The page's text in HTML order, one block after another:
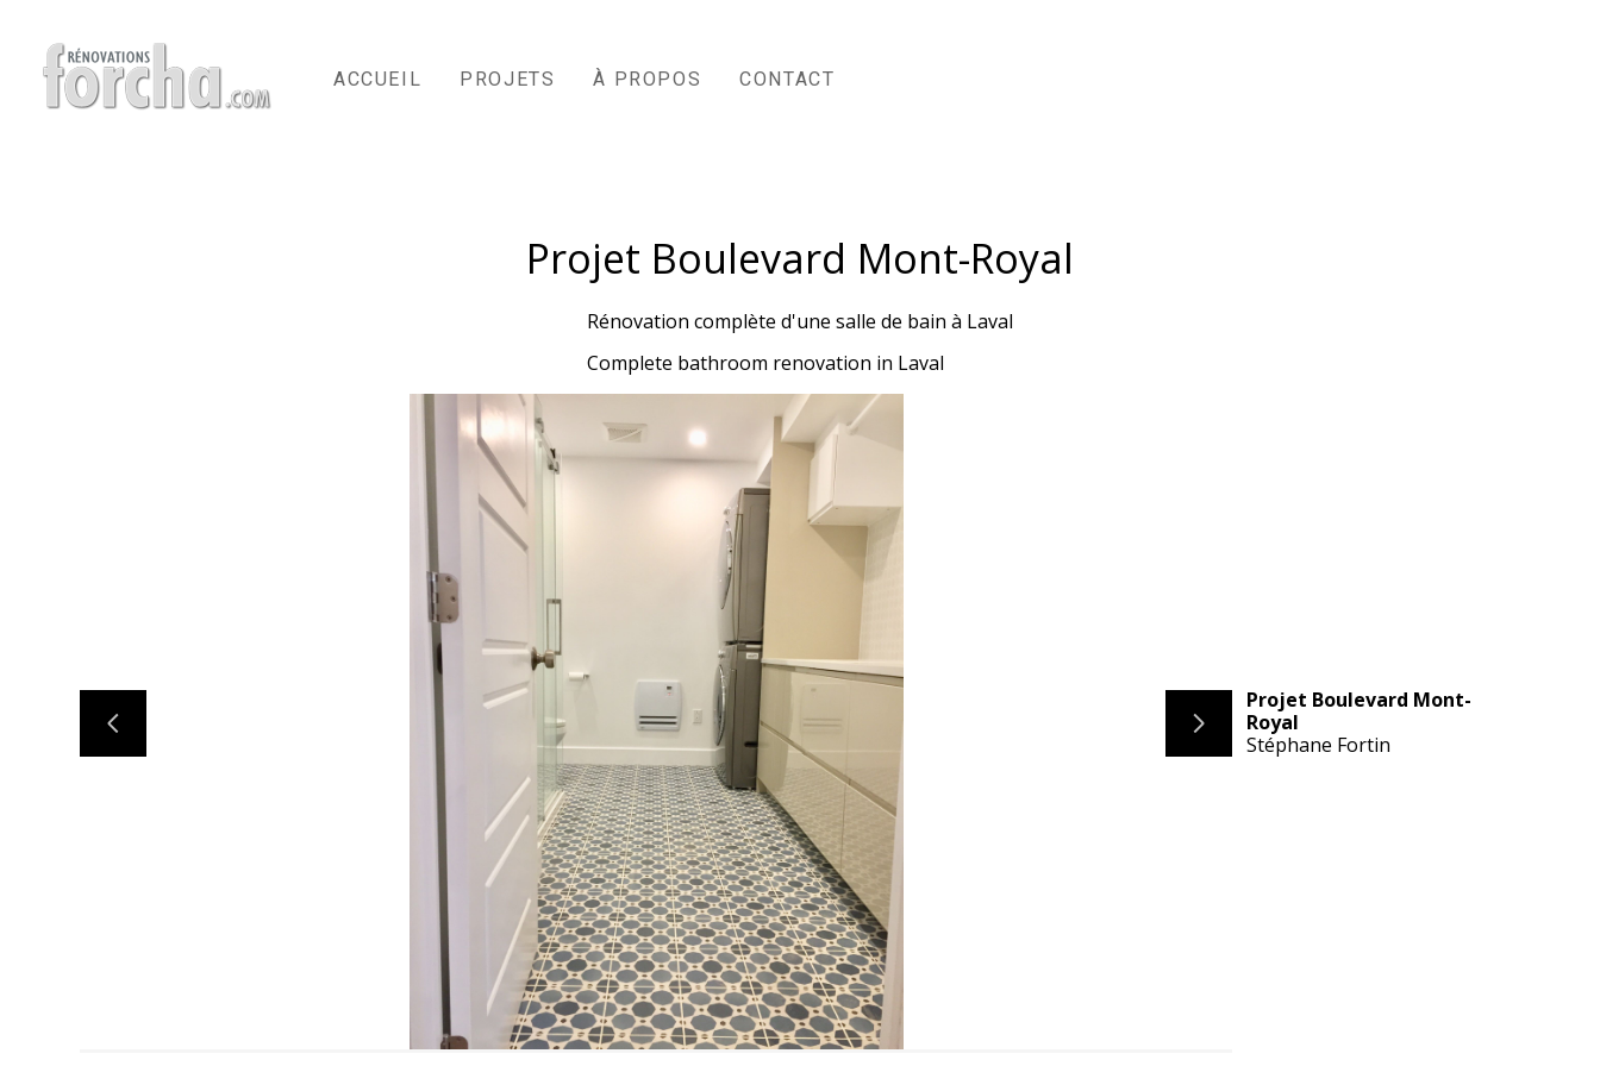
contenu
principal
ACCUEIL PROJETS À PROPOS CONTACT
Projet Boulevard Mont-Royal
Rénovation complète d'une salle de bain à Laval
Complete bathroom renovation in Laval
Projet Boulevard Mont-
Royal
Stéphane Fortin